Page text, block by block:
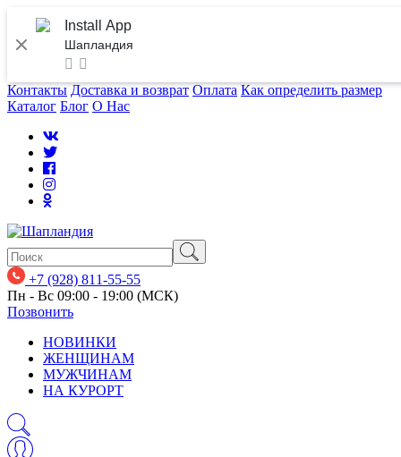
Install App
Шапландия
Контакты Доставка и возврат Оплата Как определить размер
Каталог Блог О Нас
+7 (928) 811-55-55
Пн - Вс 09:00 - 19:00 (МСК)
Позвонить
НОВИНКИ
ЖЕНЩИНАМ
МУЖЧИНАМ
НА КУРОРТ